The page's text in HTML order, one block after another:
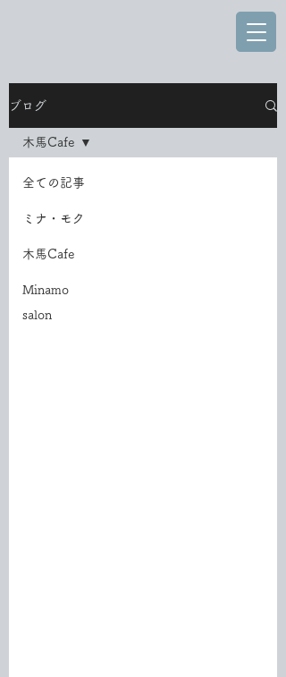
ブログ
全ての記事
ミナ・モク
木馬Cafe
Minamo
salon
木馬Cafe